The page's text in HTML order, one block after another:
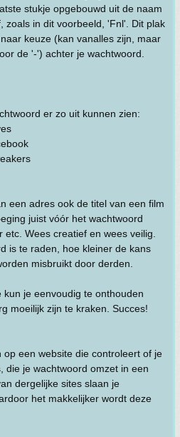
stukje opgebouwd uit de naam
zoals in dit voorbeeld, 'Fnl'. Dit plak
keuze (kan vanalles zijn, maar
de '-') achter je wachtwoord.
er zo uit kunnen zien:
een adres ook de titel van een film
juist vóór het wachtwoord
Wees creatief en wees veilig.
is te raden, hoe kleiner de kans
misbruikt door derden.
je eenvoudig te onthouden
moeilijk zijn te kraken. Succes!
op een website die controleert of je
die je wachtwoord omzet in een
dergelijke sites slaan je
het makkelijker wordt deze